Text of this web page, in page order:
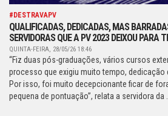
#DESTRAVAPV
QUALIFICADAS, DEDICADAS, MAS
SERVIDORAS QUE A PV 2023 DEIXOU PARA
QUINTA-FEIRA, 28/05/26 18:46
“Fiz duas pós-graduações, vários cursos
processo que exigiu muito tempo, dedicação
Por isso, foi muito decepcionante ficar de
pequena de pontuação”, relata a servidora da ...